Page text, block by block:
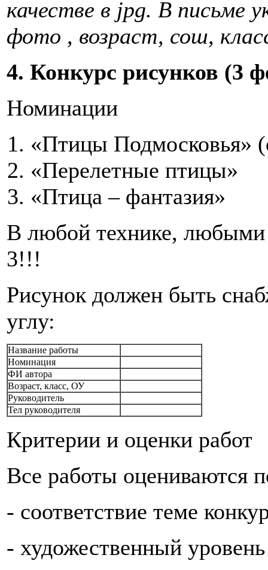
качестве в jpg. В письме
фото , возраст, сош,
4. Конкурс рисунков (3
Номинации
«Птицы Подмосковья»
«Перелетные птицы»
«Птица – фантазия»
В любой технике, любыми
3!!!
Рисунок должен быть
углу:
Название работы
Номинация
ФИ автора
Возраст, класс, ОУ
Руководитель
Тел руководителя
Критерии и оценки работ
Все работы оцениваются
- соответствие теме
- художественный уровень